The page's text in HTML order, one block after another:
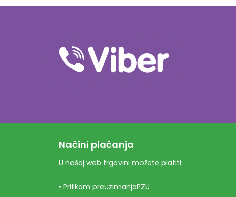
Načini plaćanja
U našoj web trgovini možete platiti:
• Prilikom preuzimanjaPZU